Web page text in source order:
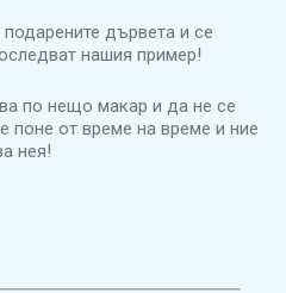
дървета и се
нашия пример!
по нещо макар и да не се
поне от време на време и ние
нея!